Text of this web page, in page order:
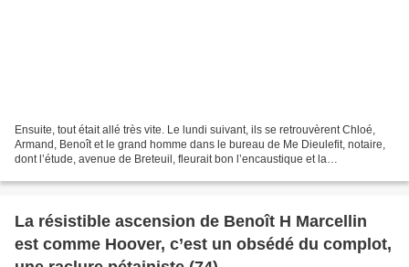
Ensuite, tout était allé très vite. Le lundi suivant, ils se retrouvèrent Chloé,
Armand, Benoît et le grand homme dans le bureau de Me Dieulefit, notaire,
dont l’étude, avenue de Breteuil, fleurait bon l’encaustique et la
La résistible ascension de Benoît H Marcellin
est comme Hoover, c’est un obsédé du complot,